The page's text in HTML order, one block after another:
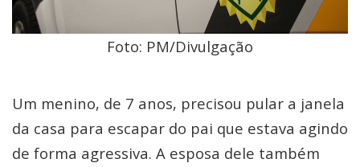
Foto: PM/Divulgação
Um menino, de 7 anos, precisou pular a janela
da casa para escapar do pai que estava agindo
de forma agressiva. A esposa dele também